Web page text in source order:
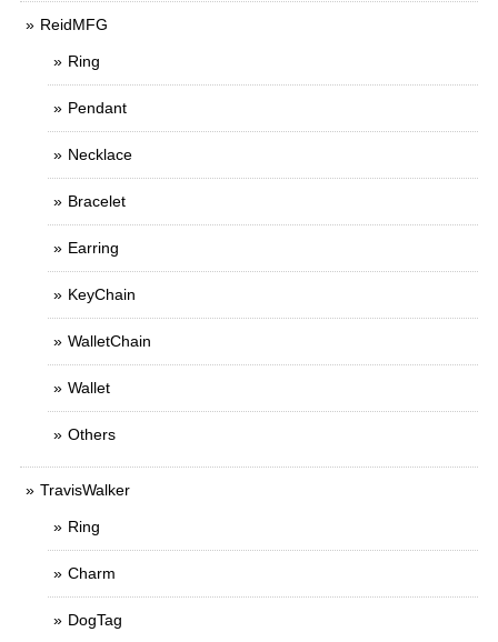
ReidMFG
Ring
Pendant
Necklace
Bracelet
Earring
KeyChain
WalletChain
Wallet
Others
TravisWalker
Ring
Charm
DogTag